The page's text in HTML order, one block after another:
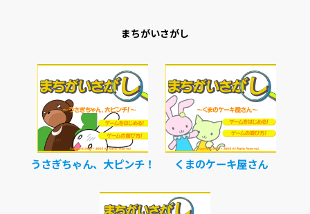
まちがいさがし
うさぎちゃん、大ピンチ！ くまのケーキ屋さん